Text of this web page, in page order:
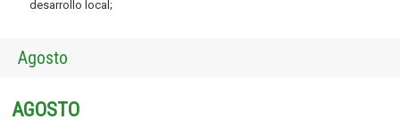
desarrollo local;
Agosto
AGOSTO